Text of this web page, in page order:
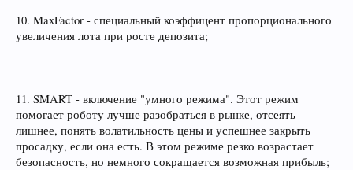
10. MaxFactor - специальный коэффицент пропорционального
увеличения лота при росте депозита;
11. SMART - включение "умного режима". Этот режим
помогает роботу лучше разобраться в рынке, отсеять
лишнее, понять волатильность цены и успешнее закрыть
просадку, если она есть. В этом режиме резко возрастает
безопасность, но немного сокращается возможная прибыль;